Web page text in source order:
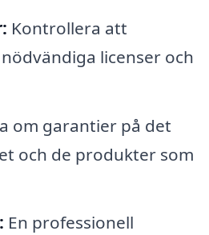
Kontrollera att
licenser och
om garantier på det
och de produkter som
En professionell